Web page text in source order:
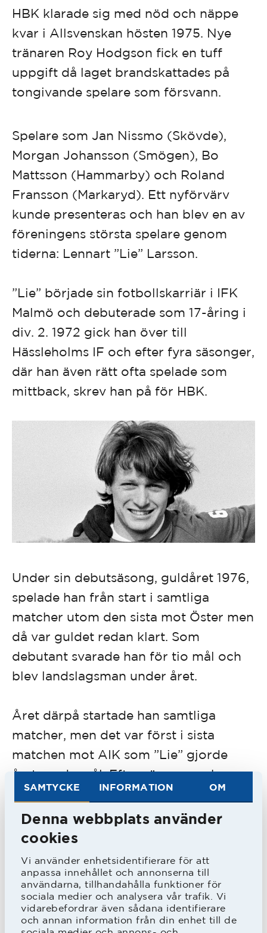
SAMTYCKE INFORMATION OM
Denna webbplats använder
cookies
Vi använder enhetsidentifierare för att
anpassa innehållet och annonserna till
användarna, tillhandahålla funktioner för
sociala medier och analysera vår trafik. Vi
vidarebefordrar även sådana identifierare
och annan information från din enhet till de
HBK klarade sig med nöd och näppe
kvar i Allsvenskan hösten 1975. Nye
tränaren Roy Hodgson fick en tuff
uppgift då laget brandskattades på
tongivande spelare som försvann.
Spelare som Jan Nissmo (Skövde),
Morgan Johansson (Smögen), Bo
Mattsson (Hammarby) och Roland
Fransson (Markaryd). Ett nyförvärv
kunde presenteras och han blev en av
föreningens största spelare genom
tiderna: Lennart ”Lie” Larsson.
”Lie” började sin fotbollskarriär i IFK
Malmö och debuterade som 17-åring i
div. 2. 1972 gick han över till
Hässleholms IF och efter fyra säsonger,
där han även rätt ofta spelade som
mittback, skrev han på för HBK.
Under sin debutsäsong, guldåret 1976,
spelade han från start i samtliga
matcher utom den sista mot Öster men
då var guldet redan klart. Som
debutant svarade han för tio mål och
blev landslagsman under året.
Året därpå startade han samtliga
matcher, men det var först i sista
matchen mot AIK som ”Lie” gjorde
årets enda mål. Efter säsongen skrev
han på för västtyska Schalke 04. Under
tiden som proffs deltog han i VM i
Argentina 1978.
I september 1979 kom han tillbaka och
var med i slutomgångarna när HBK på
nytt bärgade guld, men denna gång